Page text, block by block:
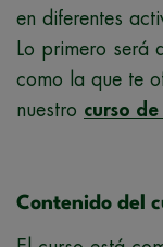
en diferentes
Lo primero será
como la que te
nuestro curso
Contenido del